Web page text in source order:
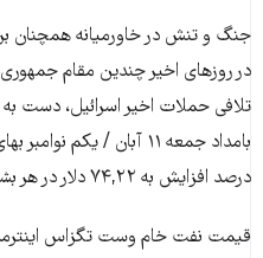
جنگ و تنش‌ در خاورمیانه همچنان بر
در روزهای اخیر چندین مقام جمهوری
تلافی حملات اخیر اسرائیل، دست
درصد افزایش به ۷۴,۲۲ دلار در هر بشکه رسید.